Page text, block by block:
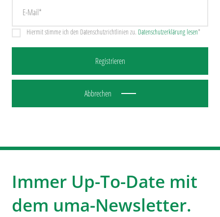
Hiermit stimme ich den Datenschutzrichtlinien zu. Datenschutzerklärung lesen*
Abbrechen
Immer Up-To-Date mit
dem uma-Newsletter.